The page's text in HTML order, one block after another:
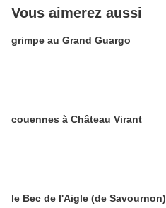
Vous aimerez aussi
grimpe au Grand Guargo
couennes à Château Virant
le Bec de l'Aigle (de Savournon)